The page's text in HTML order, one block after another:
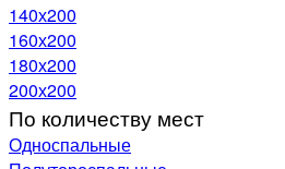
140х200
160х200
180х200
200х200
По количеству мест
Односпальные